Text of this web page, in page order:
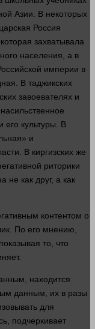
Азии. В некоторых
Россия
захватывала
населения, а в
империи в
В таджикских
завоевателях и
его культуры. В
и
. В киргизских же
риторики
не как друг, а как
контентом о
По его мнению,
то, что
находится
данным, их в разы
для
, подчеркивает